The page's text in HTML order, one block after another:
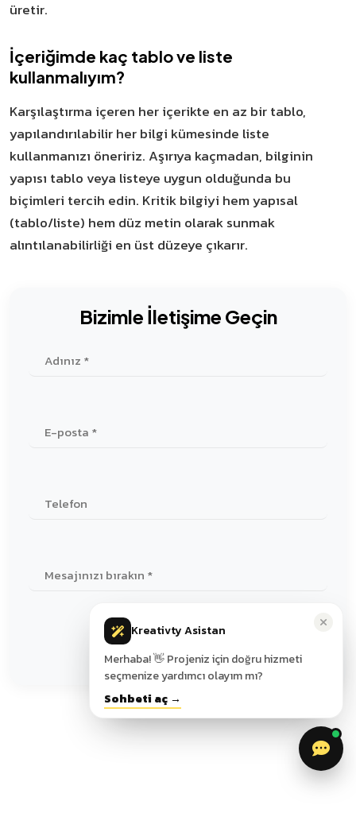
üretir.
İçeriğimde kaç tablo ve liste
kullanmalıyım?
Karşılaştırma içeren her içerikte en az bir tablo,
yapılandırılabilir her bilgi kümesinde liste
kullanmanızı öneririz. Aşırıya kaçmadan, bilginin
yapısı tablo veya listeye uygun olduğunda bu
biçimleri tercih edin. Kritik bilgiyi hem yapısal
(tablo/liste) hem düz metin olarak sunmak
alıntılanabilirliği en üst düzeye çıkarır.
Bizimle İletişime Geçin
GÖNDER
Kreativty Asistan
Merhaba! 👋 Projeniz için doğru hizmeti
seçmenize yardımcı olayım mı?
Sohbeti aç →